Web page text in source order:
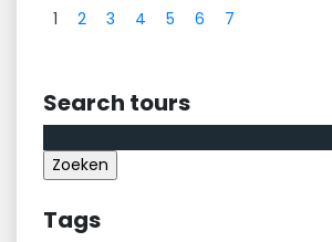
1 2 3 4 5 6 7
Search tours
naar:
Tags